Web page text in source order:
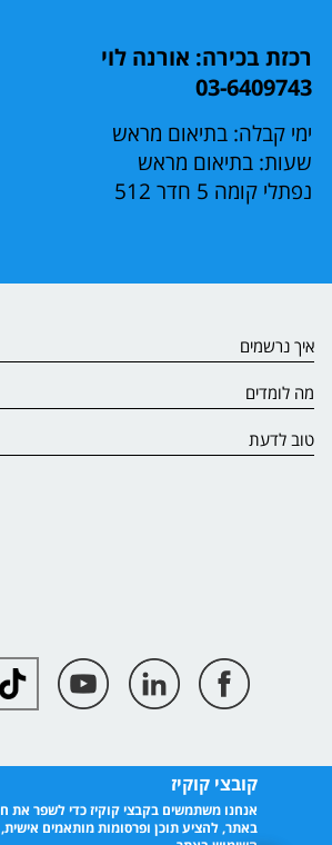
קובצי קוקיז
אנחנו משתמשים בקבצי קוקיז כדי לשפר את
באתר, להציע תוכן ופרסומות מותאמים
רכזת בכירה: אורנה לוי
03-6409743
ימי קבלה: בתיאום מראש
שעות: בתיאום מראש
נפתלי קומה 5 חדר 512
איך נרשמים
מה לומדים
טוב לדעת